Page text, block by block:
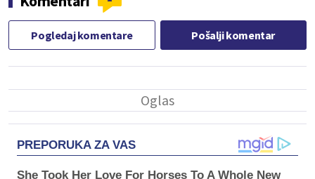
Pogledaj komentare Pošalji komentar
PREPORUKA ZA VAS
She Took Her Love For Horses To A Whole New